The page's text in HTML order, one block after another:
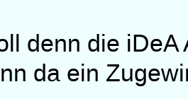
denn die
da ein